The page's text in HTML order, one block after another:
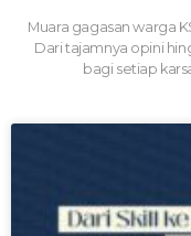
Muara gagasan warga
Dari tajamnya opini
bagi setiap